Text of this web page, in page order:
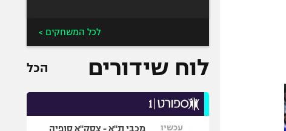
לכל המשחקים >
לוח שידורים הכל
עכשיו מכבי ת"א - צסק"א סופיה